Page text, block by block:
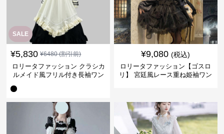
SALE
¥5,830 ¥6480(割引前)
ロリータファッション クラシカ
ルメイド風フリル付き長袖ワン
¥9,080 (税込)
ロリータファッション【ゴスロ
リ】 宮廷風レース重ね姫袖ワン